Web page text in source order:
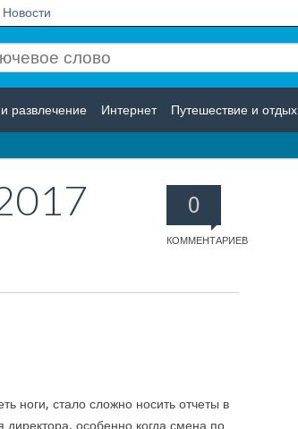
Новости
развлечение Интернет Путешествие и отдых
0
КОММЕНТАРИЕВ
ноги, стало сложно носить отчеты в
директора, особенно когда смена по